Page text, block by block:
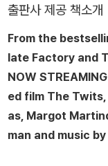
서 정점에 달한다. 『찰
다. 로알드 달의 작품
가, 시인, 소설가로서
옮겨져 전 세계적으로 2억
990년 11월에 타계했
히고 가장 영향력이 큰
이렇게 썼다. “아이들
등의 작품을 직접 쓰거
아씨》로 케이트 그린
볼로냐 국제 도서전에
년에는 안데르센 상을
출판사 제공 책소개
From the
late Factory and
NOW
ed film The Twits,
as, Margot
man and music